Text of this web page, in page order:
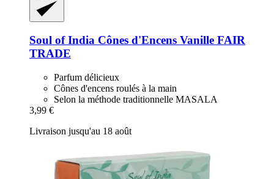
Soul of India Cônes d'Encens Vanille FAIR
TRADE
Parfum délicieux
Cônes d'encens roulés à la main
Selon la méthode traditionnelle MASALA
3,99 €
Livraison jusqu'au 18 août